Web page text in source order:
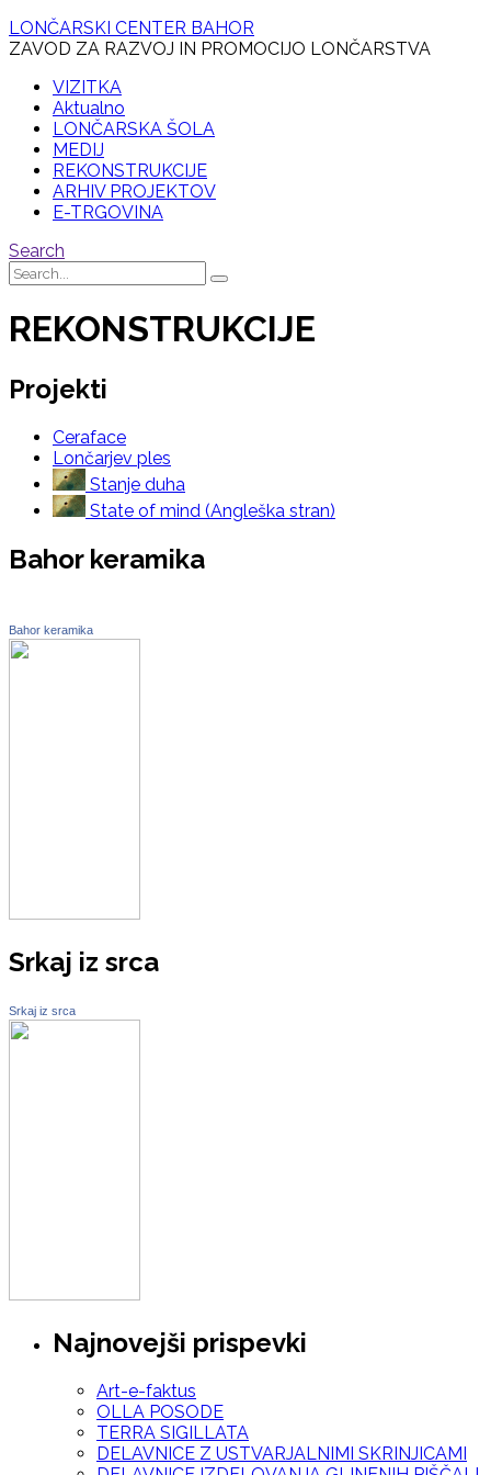
LONČARSKI CENTER BAHOR
ZAVOD ZA RAZVOJ IN PROMOCIJO LONČARSTVA
VIZITKA
Aktualno
LONČARSKA ŠOLA
MEDIJ
REKONSTRUKCIJE
ARHIV PROJEKTOV
E-TRGOVINA
Search
REKONSTRUKCIJE
Projekti
Ceraface
Lončarjev ples
Stanje duha
State of mind (Angleška stran)
Bahor keramika
Bahor keramika
Srkaj iz srca
Srkaj iz srca
Najnovejši prispevki
Art-e-faktus
OLLA POSODE
TERRA SIGILLATA
DELAVNICE Z USTVARJALNIMI SKRINJICAMI